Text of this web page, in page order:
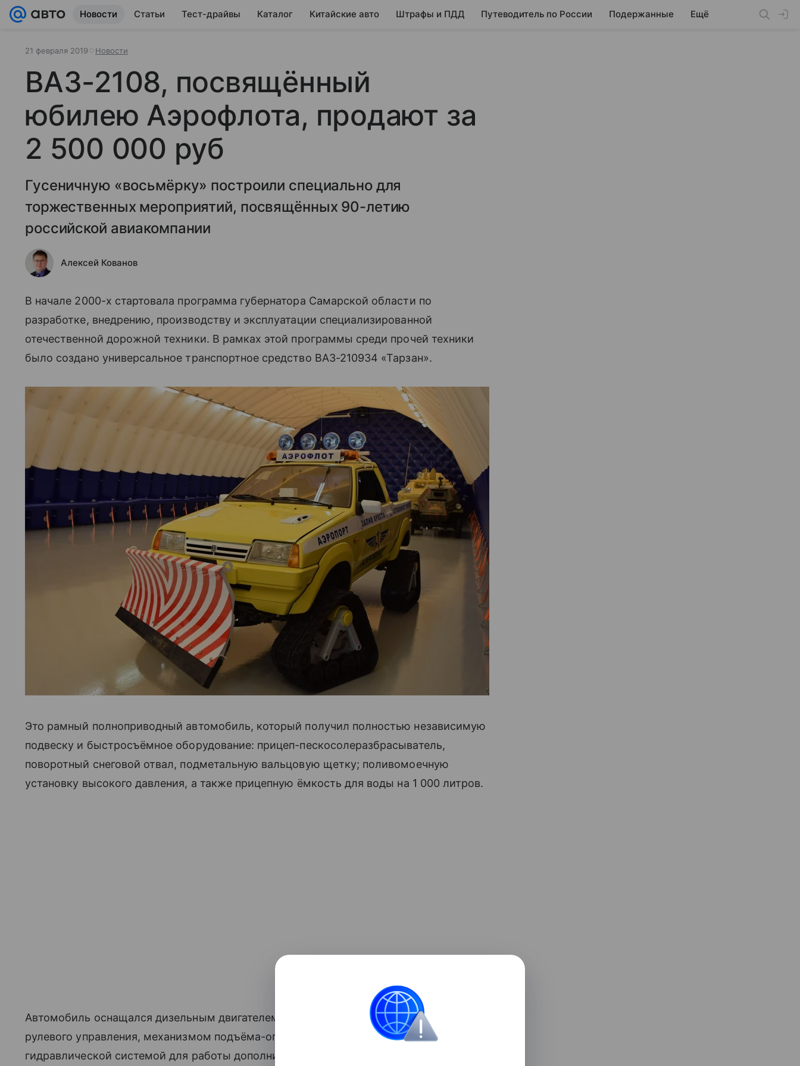
Новости Статьи Тест-драйвы Каталог Китайские авто Штрафы и ПДД Путеводитель по России Подержанные Ещё
21 февраля 2019 Новости
ВАЗ-2108, посвящённый
юбилею Аэрофлота, продают за
2 500 000 руб
Гусеничную «восьмёрку» построили специально для
торжественных мероприятий, посвящённых 90-летию
российской авиакомпании
Алексей Кованов
В начале 2000-х стартовала программа губернатора Самарской области по
разработке, внедрению, производству и эксплуатации специализированной
отечественной дорожной техники. В рамках этой программы среди прочей техники
было создано универсальное транспортное средство ВАЗ-210934 «Тарзан».
Это рамный полноприводный автомобиль, который получил полностью независимую
подвеску и быстросъёмное оборудование: прицеп-пескосолеразбрасыватель,
поворотный снеговой отвал, подметальную вальцовую щетку; поливомоечную
установку высокого давления, а также прицепную ёмкость для воды на 1 000 литров.
Автомобиль оснащался дизельным двигателем Peugeot X4D-9S, гидроусилителем
рулевого управления, механизмом подъёма-опускания рабочих органов и
гидравлической системой для работы дополнительного уборочного оборудования. С